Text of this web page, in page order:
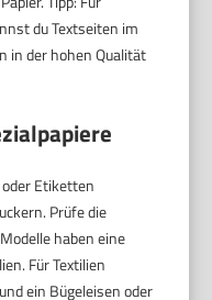
du Textseiten im
in der hohen Qualität
Etiketten
Prüfe die
haben eine
Für Textilien
ein Bügeleisen oder